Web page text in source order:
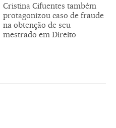
Cristina Cifuentes também
protagonizou caso de fraude
na obtenção de seu
mestrado em Direito